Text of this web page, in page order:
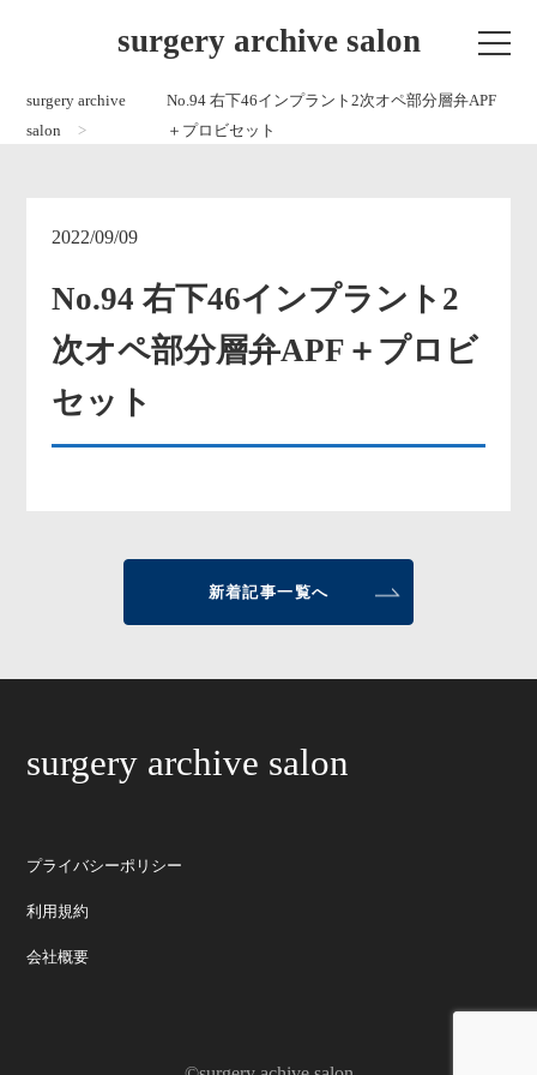
surgery archive salon
surgery archive
salon
No.94 右下46インプラント2次オペ部分層弁APF
＋プロビセット
2022/09/09
No.94 右下46インプラント2
次オペ部分層弁APF＋プロビ
セット
新着記事一覧へ
surgery archive salon
プライバシーポリシー
利用規約
会社概要